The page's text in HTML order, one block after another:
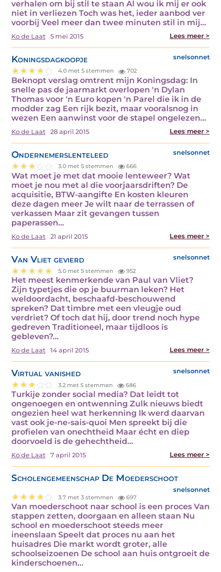
verhalen om bij stil te staan Al wou ik mij er ook
niet in verliezen Toch was het, ieder aanbod ver
voorbij Veel meer dan twee minuten stil in mij…
Ko de Laat 5 mei 2015 Lees meer >
Koningsdagkoopje snelsonnet
4.0 met 5 stemmen 702
Beknopt verslag omtrent mijn Koningsdag: In
snelle pas de jaarmarkt overlopen 'n Dylan
Thomas voor 'n Euro kopen 'n Parel die ik in de
modder zag Een rijk bezit, maar vooralsnog in
wezen Een aanwinst voor de stapel ongelezen…
Ko de Laat 28 april 2015 Lees meer >
Ondernemerslenteleed snelsonnet
3.0 met 5 stemmen 666
Wat moet je met dat mooie lenteweer? Wat
moet je nou met al die voorjaarsdriften? De
acquisitie, BTW-aangifte En kosten kleuren
deze dagen meer Je wilt naar de terrassen of
verkassen Maar zit gevangen tussen
paperassen…
Ko de Laat 21 april 2015 Lees meer >
Van Vliet gevierd snelsonnet
5.0 met 5 stemmen 952
Het meest kenmerkende van Paul van Vliet?
Zijn typetjes die op je buurman leken? Het
weldoordacht, beschaafd-beschouwend
spreken? Dat timbre met een vleugje oud
verdriet? Of toch dat hij, door trend noch hype
gedreven Traditioneel, maar tijdloos is
gebleven?…
Ko de Laat 14 april 2015 Lees meer >
Virtual vanished snelsonnet
3.2 met 5 stemmen 686
Turkije zonder social media? Dat leidt tot
ongenoegen en ontwenning Zulk nieuws biedt
ongezien heel wat herkenning Ik werd daarvan
vast ook je-ne-sais-quoi Men spreekt bij die
profielen van onechtheid Maar écht en diep
doorvoeld is de gehechtheid…
Ko de Laat 7 april 2015 Lees meer >
Scholengemeenschap De Moederschoot
snelsonnet
3.7 met 3 stemmen 697
Van moederschoot naar school is een proces Van
stappen zetten, doorgaan en alleen staan Nu
school en moederschoot steeds meer
ineenslaan Speelt dat proces nu aan het
huisadres Die markt wordt groter, alle
schoolseizoenen De school aan huis ontgroeit de
kinderschoenen…